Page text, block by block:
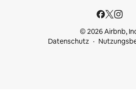
© 2026 Airbnb,
Datenschutz